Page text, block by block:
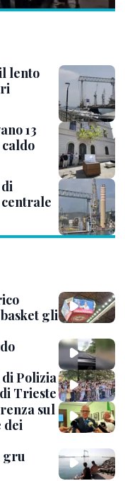
lento
13
gli
Polizia
Trieste
sul
dei
gru